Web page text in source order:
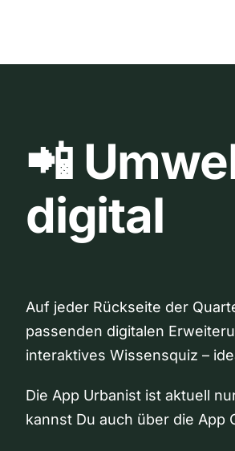
📲
digital
Auf jeder Rückseite der
passenden digitalen
interaktives Wissensquiz –
Die App Urbanist ist aktuell
kannst Du auch über die App